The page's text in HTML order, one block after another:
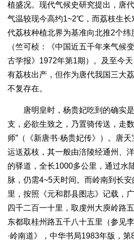
植盛况。现代气候史研究提出，唐
气温较现今高约1~2℃，而荔枝生长
代荔枝种植北界为基准向北推2个纬
（竺可桢：《中国近五千年来气候
古学报》1972年第1期）。及至今
有荔枝出产，但作为唐代我国三大
不复存在。
唐明皇时，杨贵妃吃到的确实是
支，必欲生致之，乃置骑传送，走
师”（《新唐书·杨贵妃传》）。唐
运送荔枝，其一般由涪陵经通州、
的驿道，全长1000多公里，通过水
脉，仍需4~5天时间。而岭南到长
里，按照《元和郡县图志》记载，
四千二百一十里，取虔州大庾岭路
东都取桂州路五千八十五里（参见
·岭南道》，中华书局1983年版，